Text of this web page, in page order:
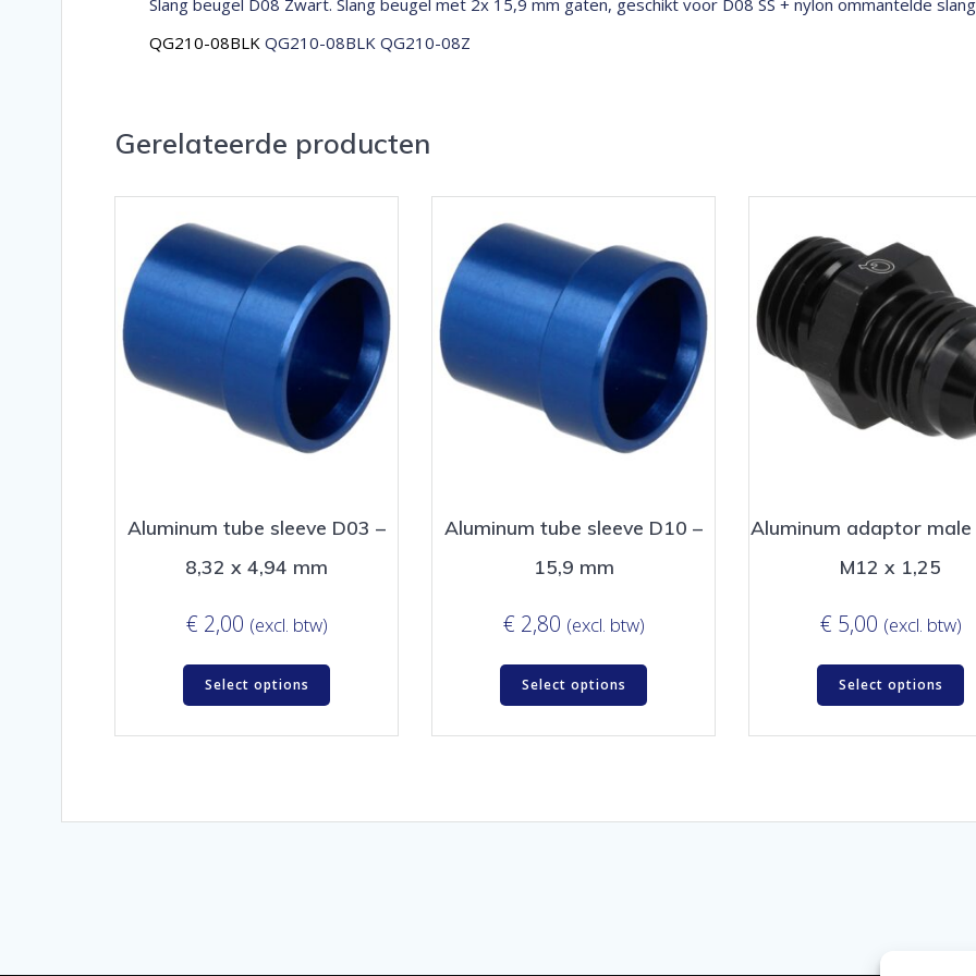
QG210-08BLK QG210-08BLK QG210-08Z
Gerelateerde producten
Aluminum tube sleeve D03 –
8,32 x 4,94 mm
€ 2,00 (excl. btw)
Select options
Aluminum tube sleeve D10 –
15,9 mm
€ 2,80 (excl. btw)
Select options
Aluminum adaptor male
M12 x 1,25
€ 5,00 (excl. btw)
Select options